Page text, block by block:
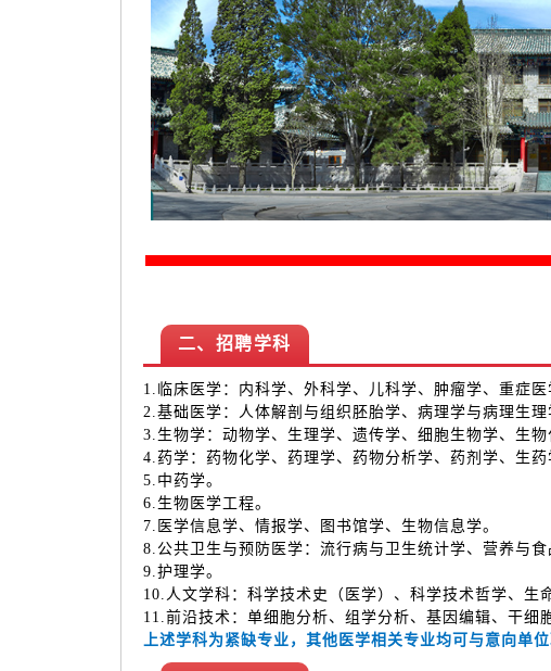
二、招聘学科
1.临床医学：内科学、外科学、儿科学、肿瘤学、重症
2.基础医学：人体解剖与组织胚胎学、病理学与病理生
3.生物学：动物学、生理学、遗传学、细胞生物学、生物
4.药学：药物化学、药理学、药物分析学、药剂学、生药
5.中药学。
6.生物医学工程。
7.医学信息学、情报学、图书馆学、生物信息学。
8.公共卫生与预防医学：流行病与卫生统计学、营养与
9.护理学。
10.人文学科：科学技术史（医学）、科学技术哲学、生
11.前沿技术：单细胞分析、组学分析、基因编辑、干细
上述学科为紧缺专业，其他医学相关专业均可与意向单位